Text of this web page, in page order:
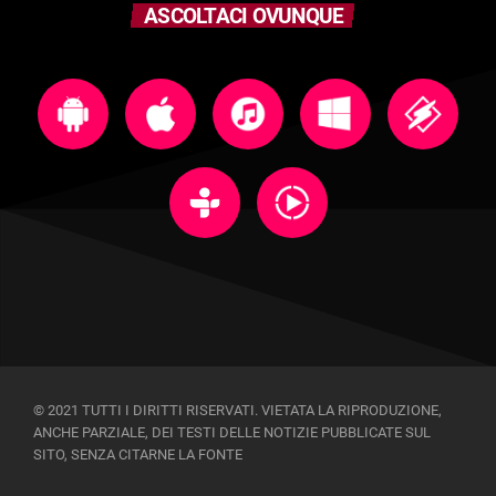
ASCOLTACI OVUNQUE
© 2021 TUTTI I DIRITTI RISERVATI. VIETATA LA RIPRODUZIONE,
ANCHE PARZIALE, DEI TESTI DELLE NOTIZIE PUBBLICATE SUL
SITO, SENZA CITARNE LA FONTE